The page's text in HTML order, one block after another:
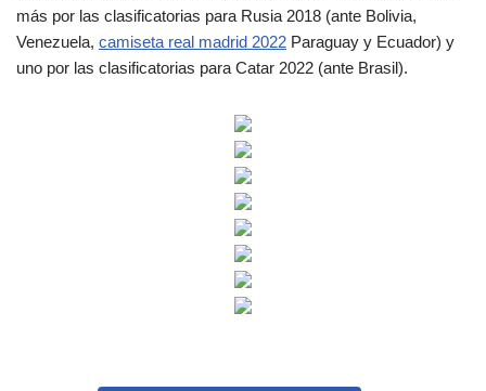
más por las clasificatorias para Rusia 2018 (ante Bolivia,
Venezuela, camiseta real madrid 2022 Paraguay y Ecuador) y
uno por las clasificatorias para Catar 2022 (ante Brasil).